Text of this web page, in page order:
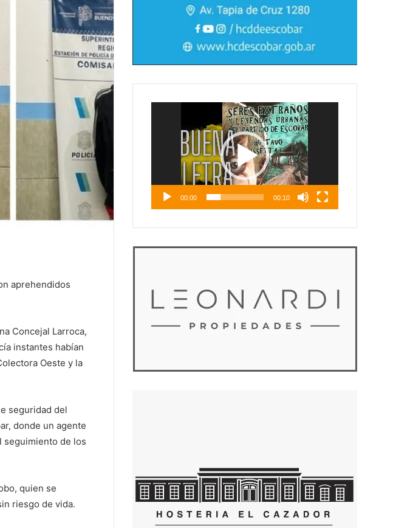
aprehendidos
Concejal Larroca,
instantes habían
Oeste y la
seguridad del
donde un agente
seguimiento de los
quien se
riesgo de vida.
00:00 00:10